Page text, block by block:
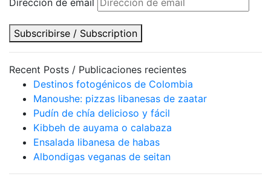
Subscribirse / Subscription
Recent Posts / Publicaciones recientes
Destinos fotogénicos de Colombia
Manoushe: pizzas libanesas de zaatar
Pudín de chía delicioso y fácil
Kibbeh de auyama o calabaza
Ensalada libanesa de habas
Albondigas veganas de seitan